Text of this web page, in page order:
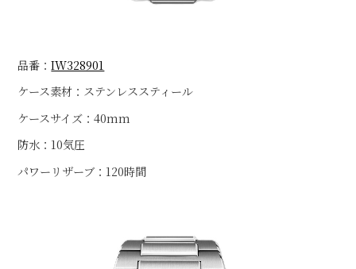
品番：IW328901
ケース素材：ステンレススティール
ケースサイズ：40mm
防水：10気圧
パワーリザーブ：120時間